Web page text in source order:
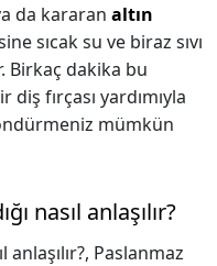
da kararan altın
sıcak su ve biraz sıvı
Birkaç dakika bu
diş fırçası yardımıyla
mümkün
nasıl anlaşılır?
Paslanmaz